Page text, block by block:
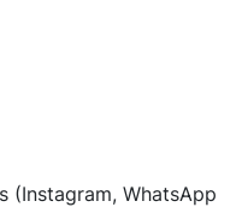
(Instagram, WhatsApp